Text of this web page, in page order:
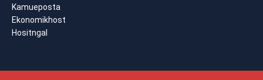
Kamueposta
Ekonomikhost
Hositngal